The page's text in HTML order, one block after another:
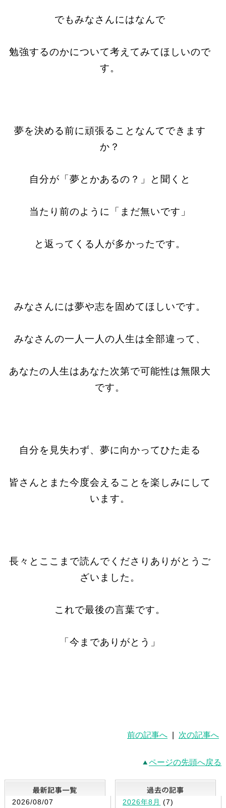
でもみなさんにはなんで
勉強するのかについて考えてみてほしいので
す。
夢を決める前に頑張ることなんてできます
か？
自分が「夢とかあるの？」と聞くと
当たり前のように「まだ無いです」
と返ってくる人が多かったです。
みなさんには夢や志を固めてほしいです。
みなさんの一人一人の人生は全部違って、
あなたの人生はあなた次第で可能性は無限大
です。
自分を見失わず、夢に向かってひた走る
皆さんとまた今度会えることを楽しみにして
います。
長々とここまで読んでくださりありがとうご
ざいました。
これで最後の言葉です。
「今までありがとう」
前の記事へ 次の記事へ
ページの先頭へ戻る
最新記事一覧
2026/08/07
2026年8月 (7)